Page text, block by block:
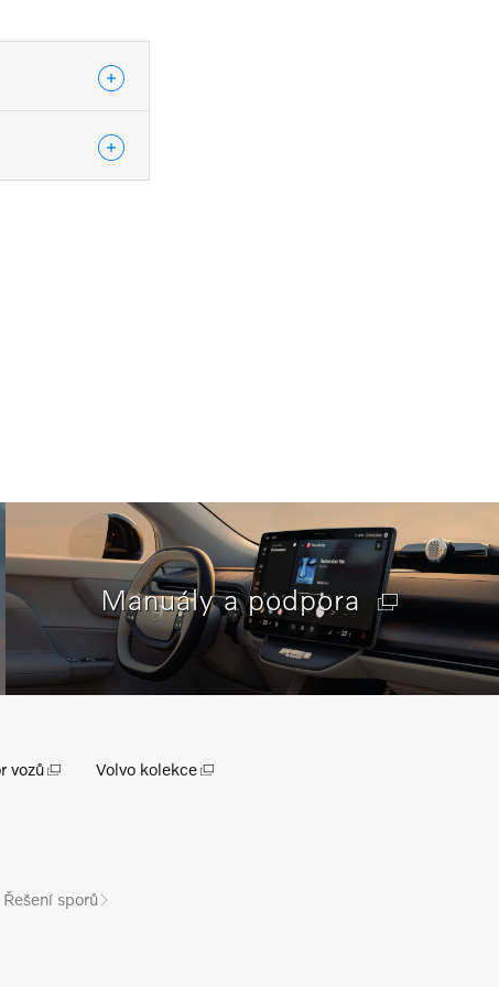
Manuály a podpora
vozů Volvo kolekce
Řešení sporů